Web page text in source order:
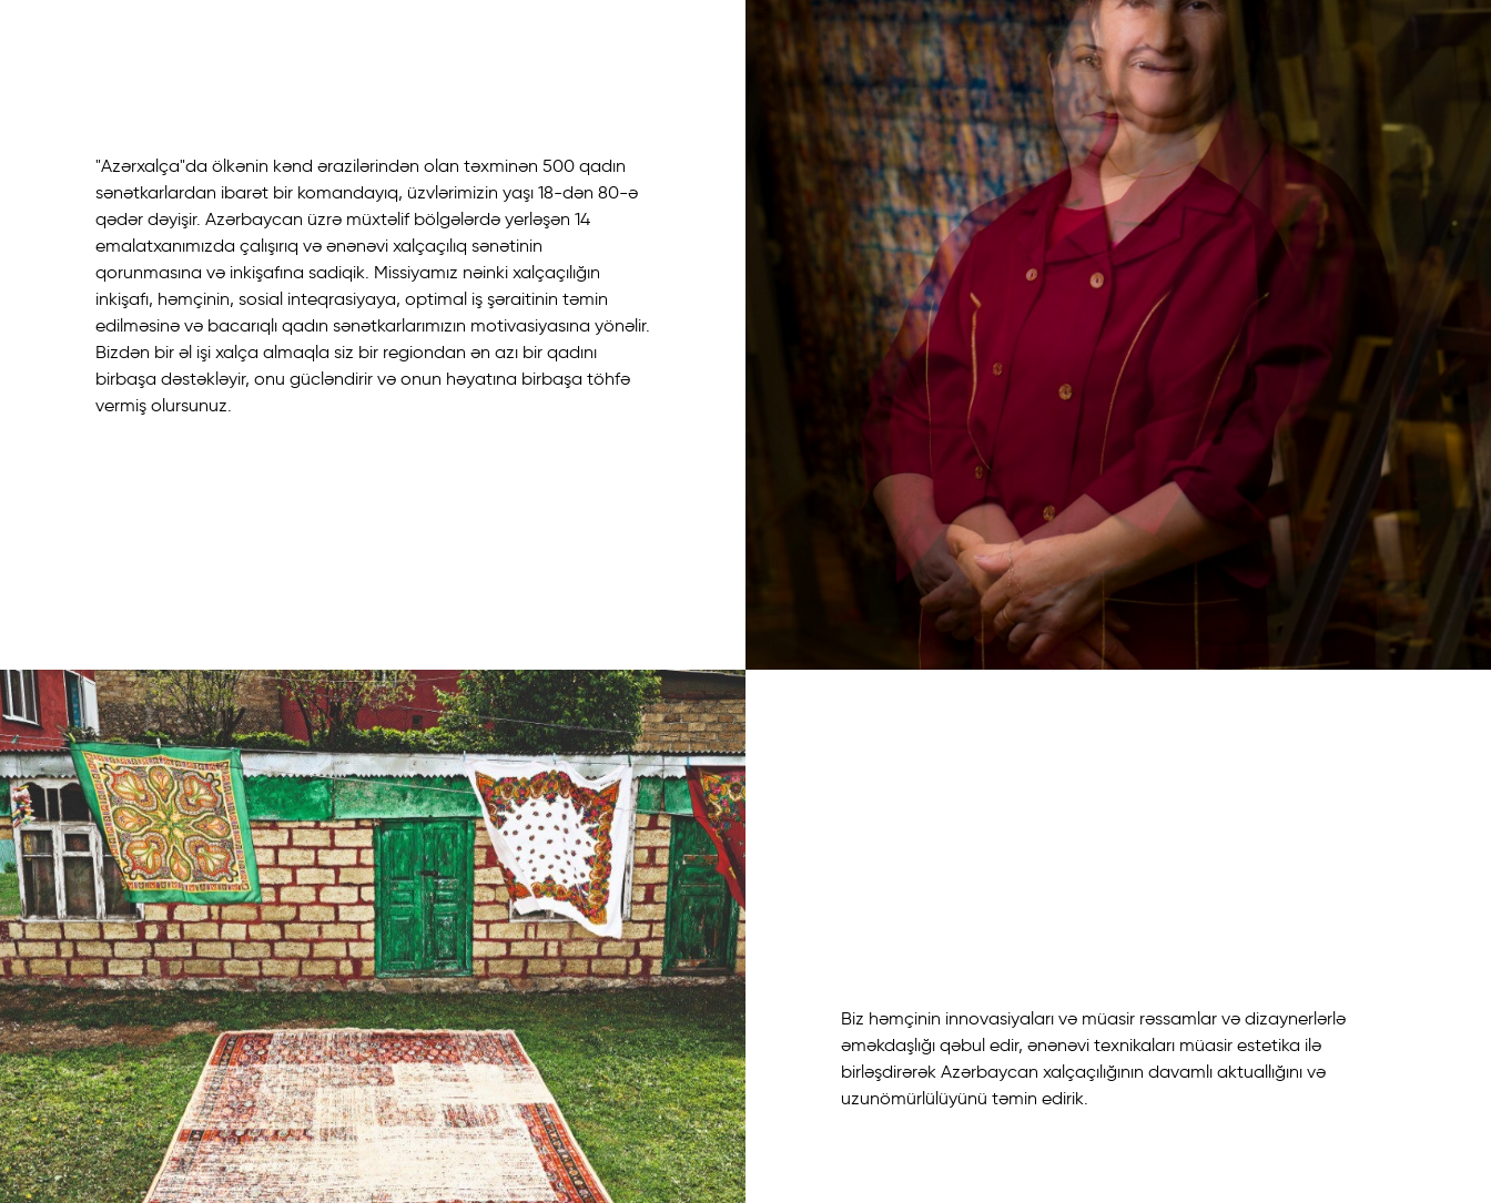
"Azərxalça"da ölkənin kənd ərazilərindən olan təxminən 500 qadın
sənətkarlardan ibarət bir komandayıq, üzvlərimizin yaşı 18-dən 80-ə
qədər dəyişir. Azərbaycan üzrə müxtəlif bölgələrdə yerləşən 14
emalatxanımızda çalışırıq və ənənəvi xalçaçılıq sənətinin
qorunmasına və inkişafına sadiqik. Missiyamız nəinki xalçaçılığın
inkişafı, həmçinin, sosial inteqrasiyaya, optimal iş şəraitinin təmin
edilməsinə və bacarıqlı qadın sənətkarlarımızın motivasiyasına yönəlir.
Bizdən bir əl işi xalça almaqla siz bir regiondan ən azı bir qadını
birbaşa dəstəkləyir, onu gücləndirir və onun həyatına birbaşa töhfə
vermiş olursunuz.
Biz həmçinin innovasiyaları və müasir rəssamlar və dizaynerlərlə
əməkdaşlığı qəbul edir, ənənəvi texnikaları müasir estetika ilə
birləşdirərək Azərbaycan xalçaçılığının davamlı aktuallığını və
uzunömürlülüyünü təmin edirik.
İcmamıza Qoşulun!
Azerxalça ilə xalça toxumağın maraqlı dünyasını kəşf edin – ən son yeniliklər və
həyəcanverici layihələr haqqında məlumatlar üçün bizimlə əlaqə saxlayın, irs və